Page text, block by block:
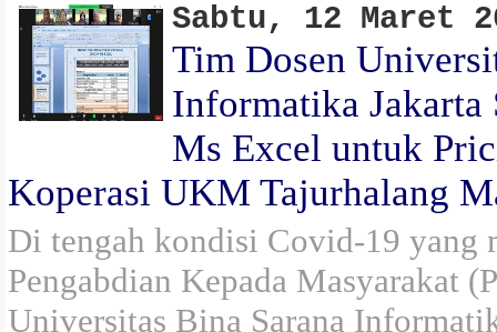
Sabtu, 12 Maret
Tim Dosen
Informatika Jakarta
Ms Excel untuk
Koperasi UKM Tajurhalang
Di tengah kondisi Covid-19 yang
Pengabdian Kepada Masyarakat
Universitas Bina Sarana